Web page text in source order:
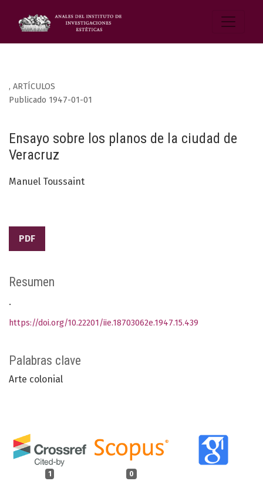
, ARTÍCULOS
Ensayo sobre los planos de la ciudad de
Veracruz
Publicado 1947-01-01
Manuel Toussaint
PDF
Palabras clave
Arte colonial
1 0
Resumen
.
https://doi.org/10.22201/iie.18703062e.1947.15.439